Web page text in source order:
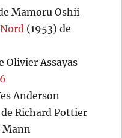
Mamoru Oshii
(1953) de
Olivier Assayas
Anderson
Richard Pottier
Mann